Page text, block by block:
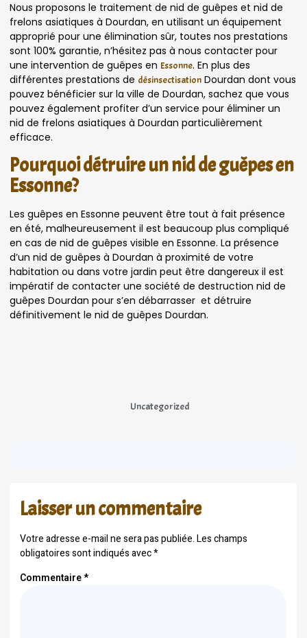
Nous proposons le traitement de nid de guêpes et nid de
frelons asiatiques à Dourdan, en utilisant un équipement
approprié pour une élimination sûr, toutes nos prestations
sont 100% garantie, n’hésitez pas à nous contacter pour
une intervention de guêpes en Essonne. En plus des
différentes prestations de désinsectisation Dourdan dont vous
pouvez bénéficier sur la ville de Dourdan, sachez que vous
pouvez également profiter d’un service pour éliminer un
nid de frelons asiatiques à Dourdan particulièrement
efficace.
Pourquoi détruire un nid de guêpes en
Essonne?
Les guêpes en Essonne peuvent être tout à fait présence
en été, malheureusement il est beaucoup plus compliqué
en cas de nid de guêpes visible en Essonne. La présence
d’un nid de guêpes à Dourdan à proximité de votre
habitation ou dans votre jardin peut être dangereux il est
impératif de contacter une société de destruction nid de
guêpes Dourdan pour s’en débarrasser et détruire
définitivement le nid de guêpes Dourdan.
Uncategorized
Laisser un commentaire
Votre adresse e-mail ne sera pas publiée.Les champs
obligatoires sont indiqués avec*
Commentaire*